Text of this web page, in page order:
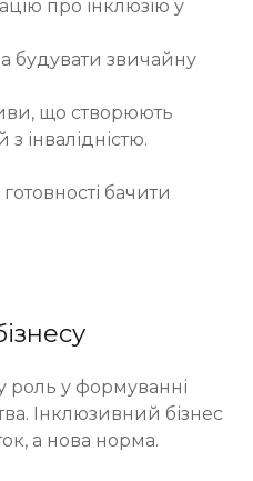
про інклюзію у
будувати звичайну
що створюють
інвалідністю.
бачити
роль у формуванні
Інклюзивний бізнес
а нова норма.